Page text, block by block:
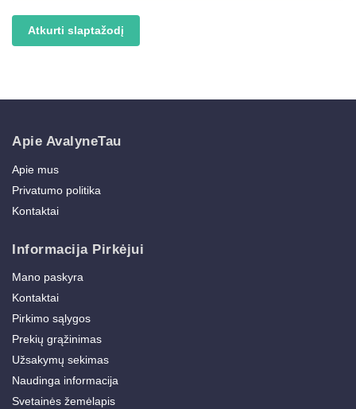
Atkurti slaptažodį
Apie AvalyneTau
Apie mus
Privatumo politika
Kontaktai
Informacija Pirkėjui
Mano paskyra
Kontaktai
Pirkimo sąlygos
Prekių grąžinimas
Užsakymų sekimas
Naudinga informacija
Svetainės žemėlapis